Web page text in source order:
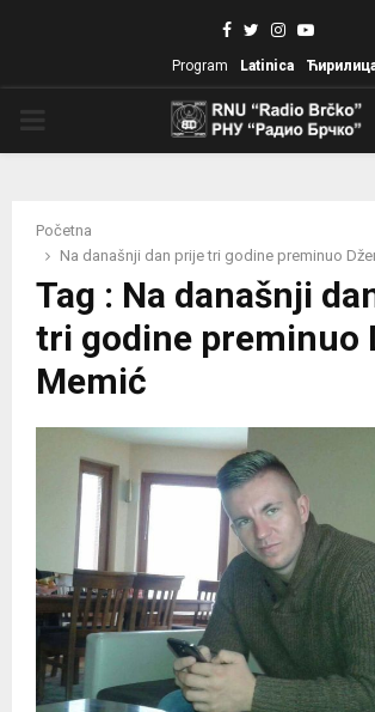
Facebook
TwitterInstagram
Youtube
Program Latinica
Početna
Na današnji dan prije tri godine preminuo
Tag : Na današnji
tri godine preminuo
Memić